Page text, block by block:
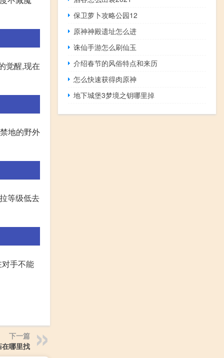
觉醒,现在
地的野外
等级低去
手不能
下一篇
哪里找
保卫萝卜攻略公园12
原神神殿遗址怎么进
诛仙手游怎么刷仙玉
介绍春节的风俗特点和来历
怎么快速获得肉原神
地下城堡3梦境之钥哪里掉